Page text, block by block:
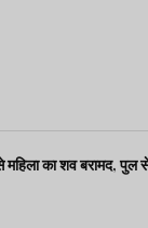
का शव बरामद, पुल